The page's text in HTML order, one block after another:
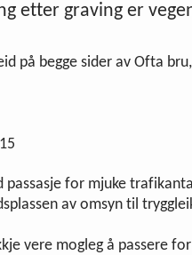
etter graving er
på begge sider av Ofta
passasje for mjuke
av omsyn til
vere mogleg å passere